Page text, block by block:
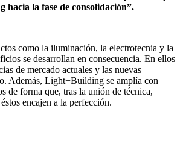
la fase de consolidación”.
como la iluminación, la electrotecnia y la
se desarrollan en consecuencia. En ellos
de mercado actuales y las nuevas
Además, Light+Building se amplía con
de forma que, tras la unión de técnica,
encajen a la perfección.